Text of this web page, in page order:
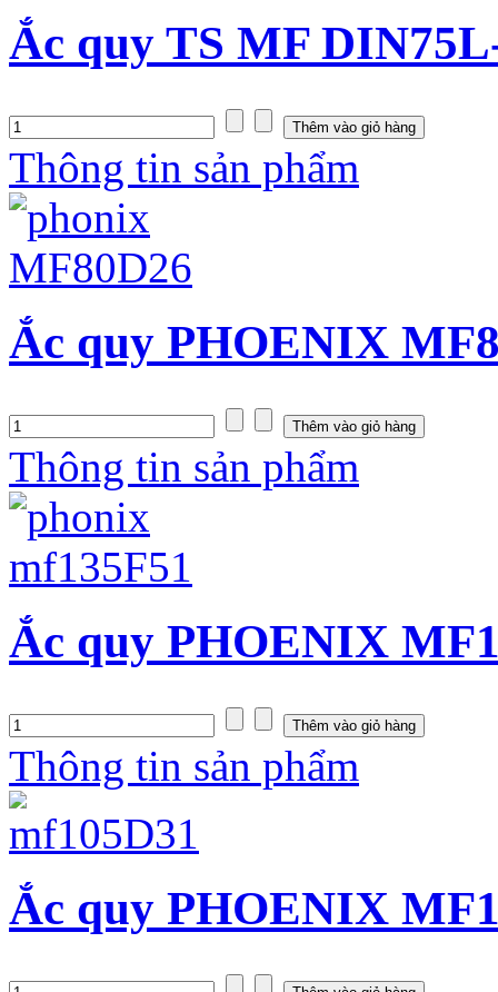
Ắc quy TS MF
Thông tin sản phẩm
Ắc quy PHOENIX
Thông tin sản phẩm
Ắc quy PHOENIX
Thông tin sản phẩm
Ắc quy PHOENIX